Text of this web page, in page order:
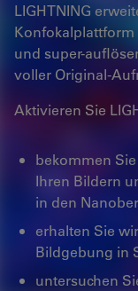
LIGHTNING
und super-
voller Original-
Aktivieren Sie
bekommen
Ihren Bildern
in den
erhalten Sie
Bildgebung in
untersuchen